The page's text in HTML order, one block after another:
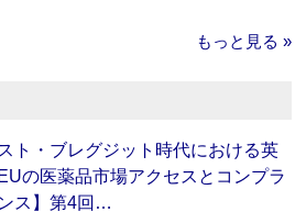
もっと見る »
スト・ブレグジット時代における英
の医薬品市場アクセスとコンプラ
ス】第4回…